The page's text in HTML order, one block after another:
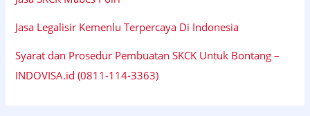
Jasa Legalisir Kemenlu Terpercaya Di Indonesia
Syarat dan Prosedur Pembuatan SKCK Untuk Bontang –
INDOVISA.id (0811-114-3363)